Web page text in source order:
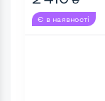
Є в наявності